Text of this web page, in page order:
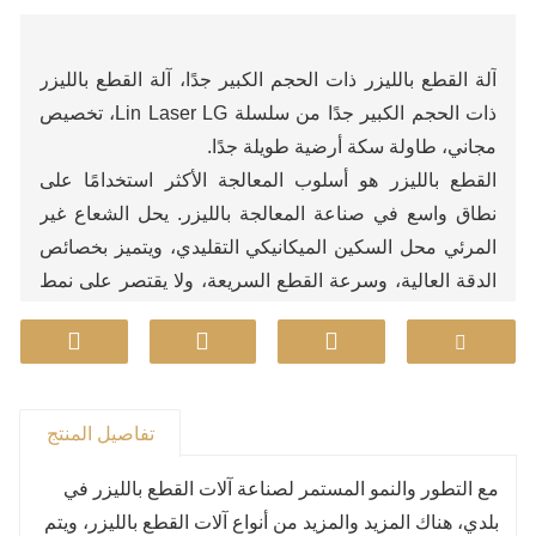
آلة القطع بالليزر ذات الحجم الكبير جدًا، آلة القطع بالليزر
ذات الحجم الكبير جدًا من سلسلة Lin Laser LG، تخصيص
مجاني، طاولة سكة أرضية طويلة جدًا.
القطع بالليزر هو أسلوب المعالجة الأكثر استخدامًا على
نطاق واسع في صناعة المعالجة بالليزر. يحل الشعاع غير
المرئي محل السكين الميكانيكي التقليدي، ويتميز بخصائص
الدقة العالية، وسرعة القطع السريعة، ولا يقتصر على نمط
وتكلفة المعالجة المنخفضة. سيتم تحسين أو استبدال معدات
تفاصيل المنتج
مع التطور والنمو المستمر لصناعة آلات القطع بالليزر في
بلدي، هناك المزيد والمزيد من أنواع آلات القطع بالليزر، ويتم